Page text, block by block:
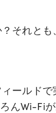
それと
ールド
んWi-Fi